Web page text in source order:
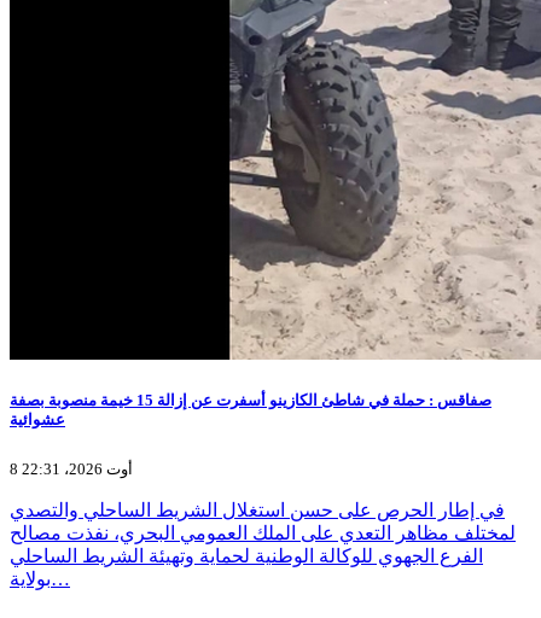
صفاقس : حملة في شاطئ الكازينو أسفرت عن إزالة 15 خيمة منصوبة بصفة
عشوائية
8 أوت 2026، 22:31
في إطار الحرص على حسن استغلال الشريط الساحلي والتصدي
لمختلف مظاهر التعدي على الملك العمومي البحري، نفذت مصالح
الفرع الجهوي للوكالة الوطنية لحماية وتهيئة الشريط الساحلي
بولاية…